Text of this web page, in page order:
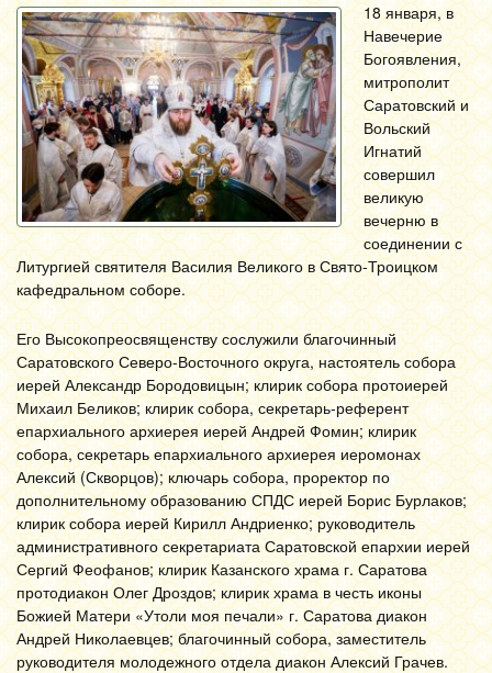
18 января, в
Навечерие
Богоявления,
митрополит
Саратовский и
Вольский
Игнатий
совершил
великую
вечерню в
соединении с
Литургией святителя Василия Великого в Свято-Троицком
кафедральном соборе.
Его Высокопреосвященству сослужили благочинный
Саратовского Северо-Восточного округа, настоятель собора
иерей Александр Бородовицын; клирик собора протоиерей
Михаил Беликов; клирик собора, секретарь-референт
епархиального архиерея иерей Андрей Фомин; клирик
собора, секретарь епархиального архиерея иеромонах
Алексий (Скворцов); ключарь собора, проректор по
дополнительному образованию СПДС иерей Борис Бурлаков;
клирик собора иерей Кирилл Андриенко; руководитель
административного секретариата Саратовской епархии иерей
Сергий Феофанов; клирик Казанского храма г. Саратова
протодиакон Олег Дроздов; клирик храма в честь иконы
Божией Матери «Утоли моя печали» г. Саратова диакон
Андрей Николаевцев; благочинный собора, заместитель
руководителя молодежного отдела диакон Алексий Грачев.